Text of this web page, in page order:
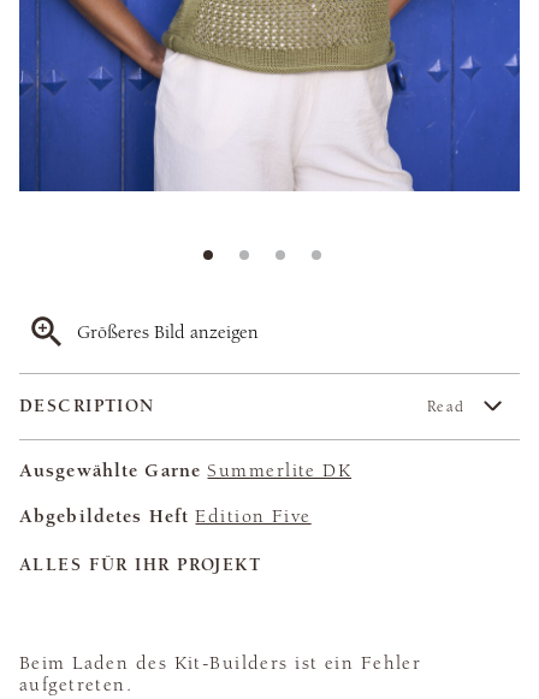
Größeres Bild anzeigen
DESCRIPTION Read
Ausgewählte Garne Summerlite DK
Abgebildetes Heft Edition Five
ALLES FÜR IHR PROJEKT
Beim Laden des Kit-Builders ist ein Fehler
aufgetreten.